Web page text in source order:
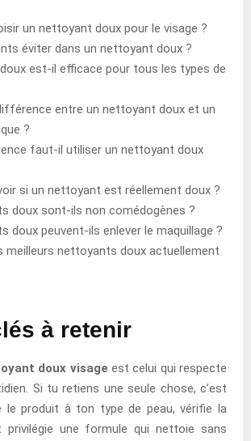
un nettoyant doux pour le visage ?
éviter dans un nettoyant doux ?
est-il efficace pour tous les types de
entre un nettoyant doux et un
?
faut-il utiliser un nettoyant doux
si un nettoyant est réellement doux ?
doux sont-ils non comédogènes ?
doux peuvent-ils enlever le maquillage ?
meilleurs nettoyants doux actuellement
à retenir
doux visage est celui qui respecte
Si tu retiens une seule chose, c’est
le produit à ton type de peau, vérifie la
privilégie une formule qui nettoie sans